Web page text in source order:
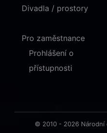
Divadla / prostory
Pro zaměstnance
Prohlášení o
přístupnosti
© 2010 - 2026 Národní